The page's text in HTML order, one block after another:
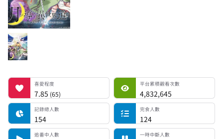
喜愛程度喜愛程度
7.85 (65)
平台累積觀看次數 平台累積觀看次數
4,832,645
記錄總人數
記錄總人數
154
完食人數
完食人數
124
追番中人數
追番中人數
一時中斷人數
一時中斷人數
棄番人數
計劃觀看人數